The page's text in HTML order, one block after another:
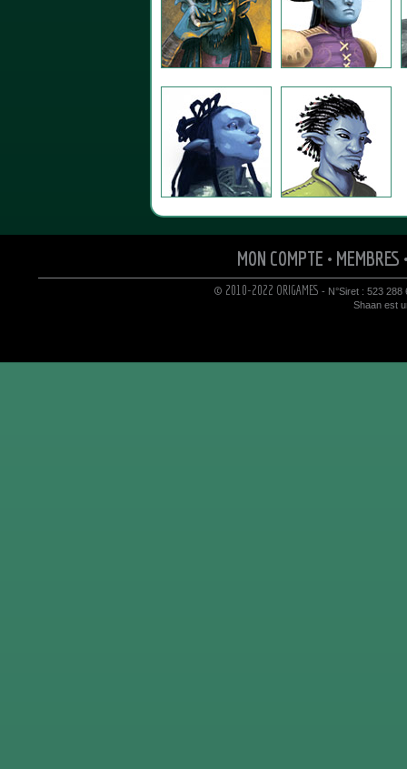
MON COMPTE • MEMBRES
© 2010-2022 ORIGAMES - N°Siret : 523 288
Shaan est